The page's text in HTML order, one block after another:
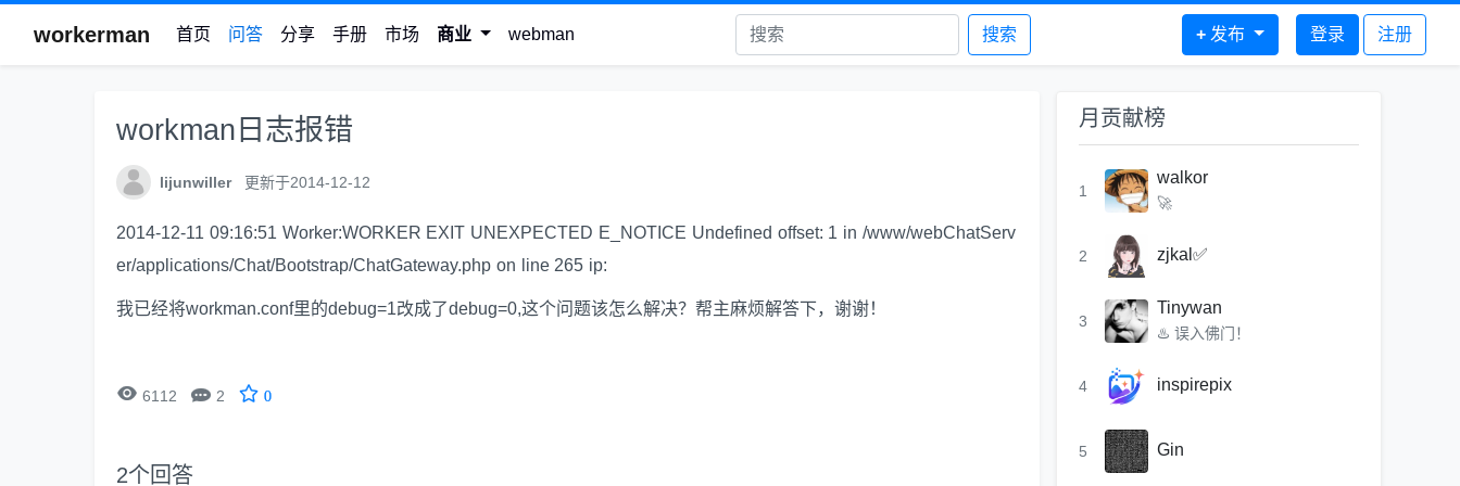
workerman 首页 问答 分享 手册 市场 商业 webman 搜索 + 发布 登录 注册
workman日志报错
lijunwiller 更新于2014-12-12
2014-12-11 09:16:51 Worker:WORKER EXIT UNEXPECTED E_NOTICE Undefined offset: 1 in /www/webChatServ
er/applications/Chat/Bootstrap/ChatGateway.php on line 265 ip:
我已经将workman.conf里的debug=1改成了debug=0,这个问题该怎么解决？帮主麻烦解答下，谢谢！
 6112  2 0
2个回答
月贡献榜
1
walkor
🚀
2 zjkal✅
3
Tinywan
♨️ 误入佛门！
4 inspirepix
5 Gin